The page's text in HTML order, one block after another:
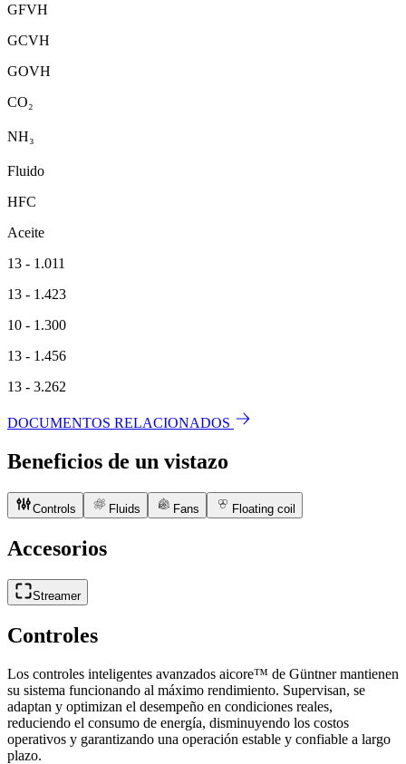
GFVH
GCVH
GOVH
CO₂
NH₃
Fluido
HFC
Aceite
13 - 1.011
13 - 1.423
10 - 1.300
13 - 1.456
13 - 3.262
DOCUMENTOS RELACIONADOS
Beneficios de un vistazo
Controls Fluids Fans Floating coil
Accesorios
Streamer
Controles
Los controles inteligentes avanzados aicore™ de Güntner mantienen
su sistema funcionando al máximo rendimiento. Supervisan, se
adaptan y optimizan el desempeño en condiciones reales,
reduciendo el consumo de energía, disminuyendo los costos
operativos y garantizando una operación estable y confiable a largo
plazo.